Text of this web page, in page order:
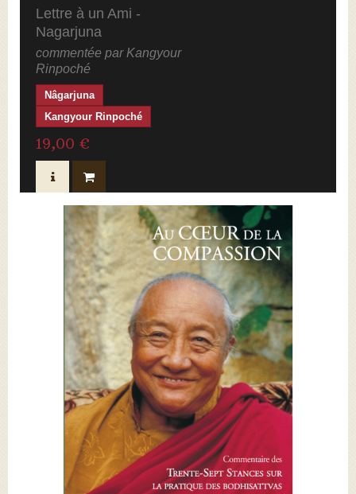
Lettre à un Ami -
Nagarjuna
commentée par Kangyour
Rinpoché
Nâgarjuna
Kangyour Rinpoché
19,00 €